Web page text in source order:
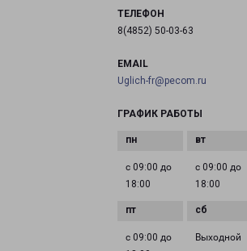
ТЕЛЕФОН
8(4852) 50-03-63
EMAIL
Uglich-fr@pecom.ru
ГРАФИК РАБОТЫ
с 09:00 до
18:00
с 09:00 до
18:00
с 09:00 до
Выходной